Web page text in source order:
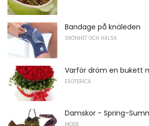
Bandage på knäleden
SKÖNHET OCH HÄLSA
Varför dröm en bukett
ESOTERICA
Damskor - Spring-
MODE